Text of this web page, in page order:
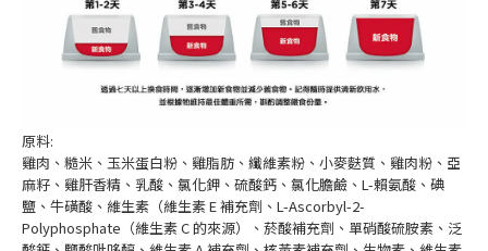
原料:
雞肉、糙米、玉米蛋白粉、雞脂肪、纖維素粉、小麥麩質、雞肉粉、亞
麻籽、雞肝香精、乳酸、氯化鉀、硫酸鈣、氯化膽鹼、L-賴氨酸、碘
鹽、牛磺酸、維生素（維生素 E 補充劑、L-Ascorbyl-2-
Polyphosphate（維生素 C 的來源）、菸酸補充劑、單硝酸硫胺素、泛